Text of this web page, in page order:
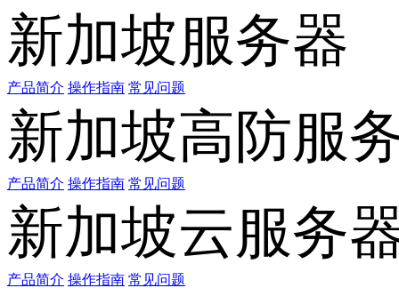
新加坡服务器
产品简介 操作指南 常见问题
新加坡高防服
产品简介 操作指南 常见问题
新加坡云服务
产品简介 操作指南 常见问题